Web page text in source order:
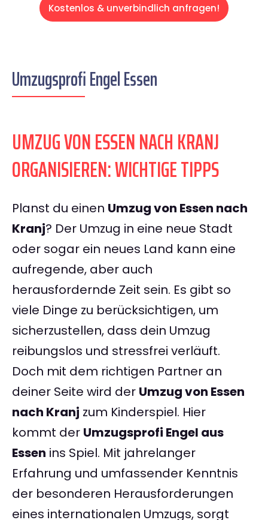
Kostenlos & unverbindlich anfragen!
Umzugsprofi Engel Essen
UMZUG VON ESSEN NACH KRANJ
ORGANISIEREN: WICHTIGE TIPPS
Planst du einen Umzug von Essen nach
Kranj? Der Umzug in eine neue Stadt
oder sogar ein neues Land kann eine
aufregende, aber auch
herausfordernde Zeit sein. Es gibt so
viele Dinge zu berücksichtigen, um
sicherzustellen, dass dein Umzug
reibungslos und stressfrei verläuft.
Doch mit dem richtigen Partner an
deiner Seite wird der Umzug von Essen
nach Kranj zum Kinderspiel. Hier
kommt der Umzugsprofi Engel aus
Essen ins Spiel. Mit jahrelanger
Erfahrung und umfassender Kenntnis
der besonderen Herausforderungen
eines internationalen Umzugs, sorgt